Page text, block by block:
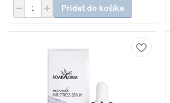
Pridať do košíka